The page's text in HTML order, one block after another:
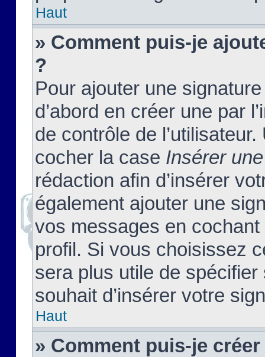
Haut
» Comment puis-je
?
Pour ajouter une
d’abord en créer une par
de contrôle de
cocher la case Insérer
rédaction afin d’insérer
également ajouter une
vos messages en
profil. Si vous choisissez
sera plus utile de
souhait d’insérer votre
Haut
» Comment puis-je